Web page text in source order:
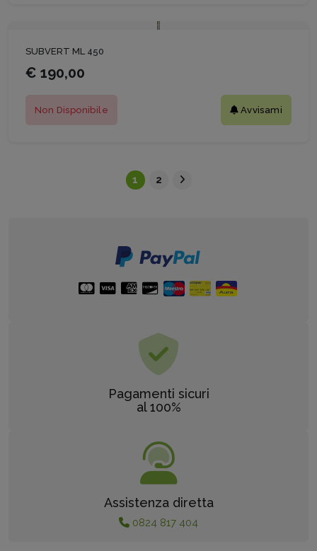
SUBVERT ML 450
€ 190,00
Non Disponibile Avvisami
1 2
Pagamenti sicuri
al 100%
Assistenza diretta
0824 817 404